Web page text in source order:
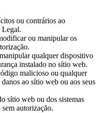
ou contrários ao
Legal.
ou manipular os
qualquer dispositivo
instalado no sítio web.
malicioso ou qualquer
ao sítio web ou aos seus
sítio web ou dos sistemas
autorização.